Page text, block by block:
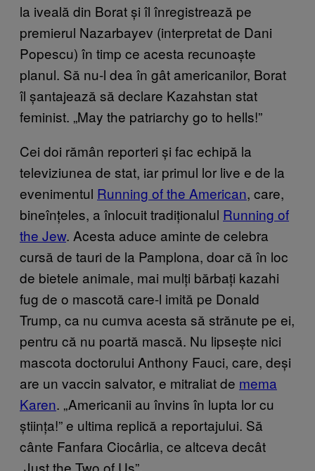
la iveală din Borat și îl înregistrează pe
premierul Nazarbayev (interpretat de Dani
Popescu) în timp ce acesta recunoaște
planul. Să nu-l dea în gât americanilor, Borat
îl șantajează să declare Kazahstan stat
feminist. „May the patriarchy go to hells!”
Cei doi rămân reporteri și fac echipă la
televiziunea de stat, iar primul lor live e de la
evenimentul Running of the American, care,
bineînțeles, a înlocuit tradiționalul Running of
the Jew. Acesta aduce aminte de celebra
cursă de tauri de la Pamplona, doar că în loc
de bietele animale, mai mulți bărbați kazahi
fug de o mascotă care-l imită pe Donald
Trump, ca nu cumva acesta să strănute pe ei,
pentru că nu poartă mască. Nu lipsește nici
mascota doctorului Anthony Fauci, care, deși
are un vaccin salvator, e mitraliat de mema
Karen. „Americanii au învins în lupta lor cu
știința!” e ultima replică a reportajului. Să
cânte Fanfara Ciocârlia, ce altceva decât
„Just the Two of Us”.